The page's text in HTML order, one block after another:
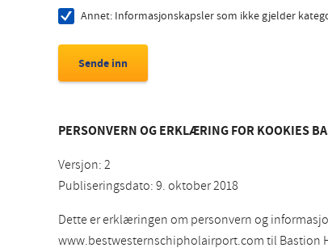
Annet: Informasjonskapsler som ikke gjelder
PERSONVERN OG ERKLÆRING FOR KOOKIES
Versjon: 2
Publiseringsdato: 9. oktober 2018
Dette er erklæringen om personvern og
www.bestwesternschipholairport.com til Bastion